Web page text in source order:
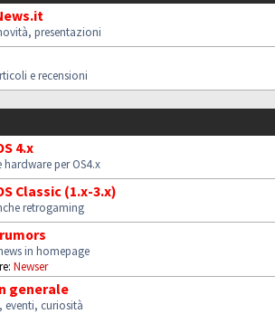
presentazioni
e recensioni
4.x
hardware per OS4.x
Classic (1.x-3.x)
retrogaming
in homepage
Newser
generale
eventi, curiosità